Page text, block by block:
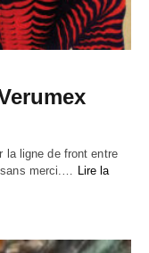
la ligne de front entre
merci.…
Lire la